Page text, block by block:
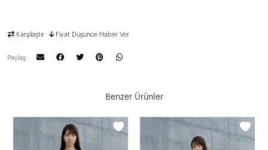
Karşılaştır Fiyat Düşünce Haber Ver
Paylaş :
Benzer Ürünler